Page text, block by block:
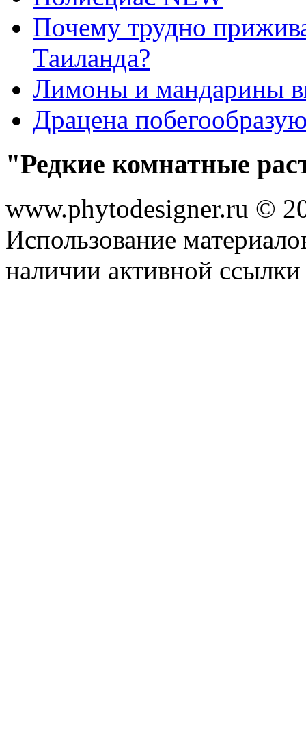
Почему трудно
Таиланда?
Лимоны и мандарины
Драцена
"Редкие комнатные
www.phytodesigner.ru ©
Использование
наличии активной